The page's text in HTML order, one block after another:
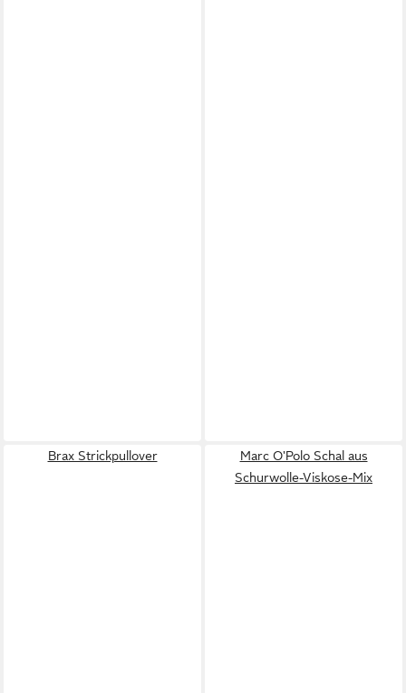
Brax Strickpullover
Marc O'Polo Schal aus
Schurwolle-Viskose-Mix